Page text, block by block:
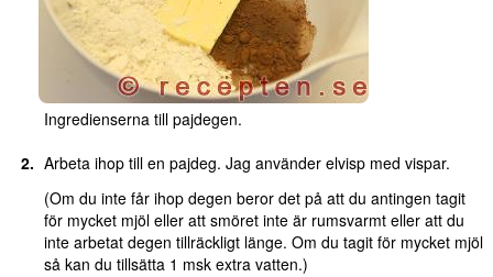
Ingredienserna till pajdegen.
Arbeta ihop till en pajdeg. Jag använder elvisp med vispar.
(Om du inte får ihop degen beror det på att du antingen tagit
för mycket mjöl eller att smöret inte är rumsvarmt eller att du
inte arbetat degen tillräckligt länge. Om du tagit för mycket mjöl
så kan du tillsätta 1 msk extra vatten.)